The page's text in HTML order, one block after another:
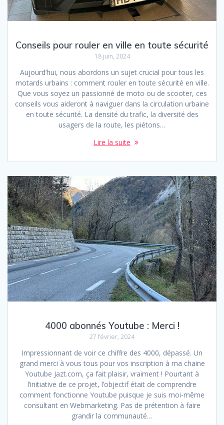
Conseils pour rouler en ville en toute sécurité
18 juin, 2024
Aujourd’hui, nous abordons un sujet crucial pour tous les
motards urbains : comment rouler en toute sécurité en ville.
Que vous soyez un passionné de moto ou de scooter, ces
conseils vous aideront à naviguer dans la circulation urbaine
en toute sécurité. La densité du trafic, la diversité des
usagers de la route, les piétons…
Lire la suite
4000 abonnés Youtube : Merci !
27 février, 2024
Impressionnant de voir ce chiffre des 4000, dépassé. Un
grand merci à vous tous pour vos inscription à ma chaine
Youtube Jazt.com, ça fait plaisir, vraiment ! Pourtant à
l’initiative de ce projet, l’objectif était de comprendre
comment fonctionne Youtube puisque je suis moi-même
consultant en Webmarketing. Pas de prétention à faire
grandir la communauté…